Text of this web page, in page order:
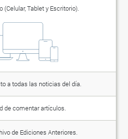
(Celular, Tablet y Escritorio).
a todas las noticias del día.
de comentar artículos.
de Ediciones Anteriores.